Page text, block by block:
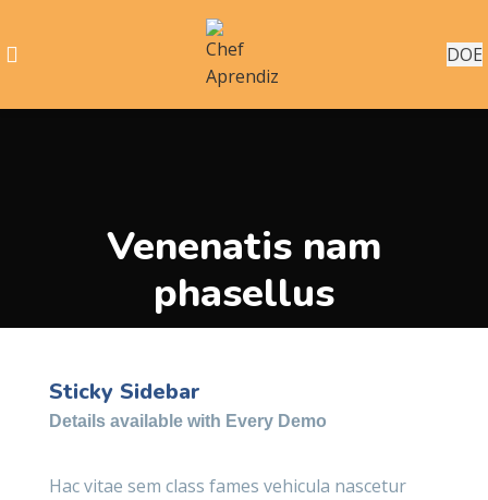
DOE
Venenatis nam
phasellus
Sticky Sidebar
Details available with Every Demo
Hac vitae sem class fames vehicula nascetur